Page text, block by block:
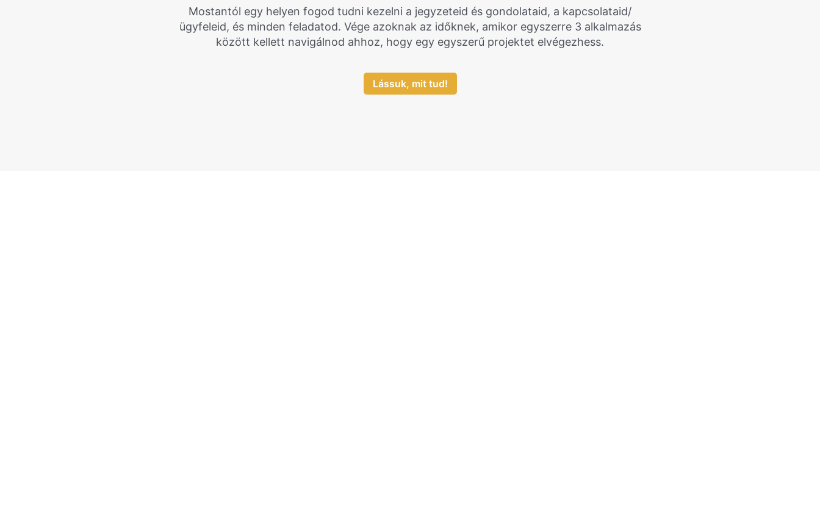
Mostantól egy helyen fogod tudni kezelni a jegyzeteid és gondolataid, a kapcsolataid/
ügyfeleid, és minden feladatod. Vége azoknak az időknek, amikor egyszerre 3 alkalmazás
között kellett navigálnod ahhoz, hogy egy egyszerű projektet elvégezhess.
Lássuk, mit tud!